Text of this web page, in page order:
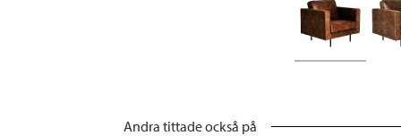
Andra tittade också på